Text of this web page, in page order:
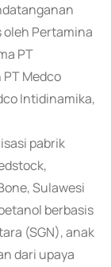
Pertamina
PT
Medco
Intidinamika,
pabrik
Sulawesi
berbasis
(SGN), anak
dari upaya